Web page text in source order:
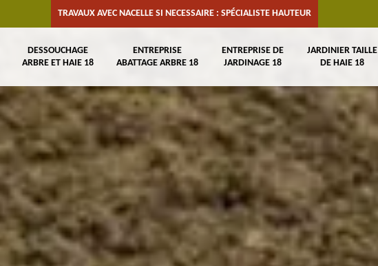
TRAVAUX AVEC NACELLE SI NECESSAIRE : SPÉCIALISTE HAUTEUR
DESSOUCHAGE
ARBRE ET HAIE 18
ENTREPRISE
ABATTAGE ARBRE 18
ENTREPRISE DE
JARDINAGE 18
JARDINIER TAILLE
DE HAIE 18